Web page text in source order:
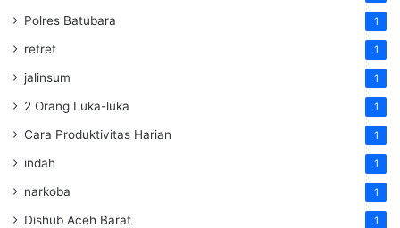
Polres Batubara 1
retret 1
jalinsum 1
2 Orang Luka-luka 1
Cara Produktivitas Harian 1
indah 1
narkoba 1
Dishub Aceh Barat 1